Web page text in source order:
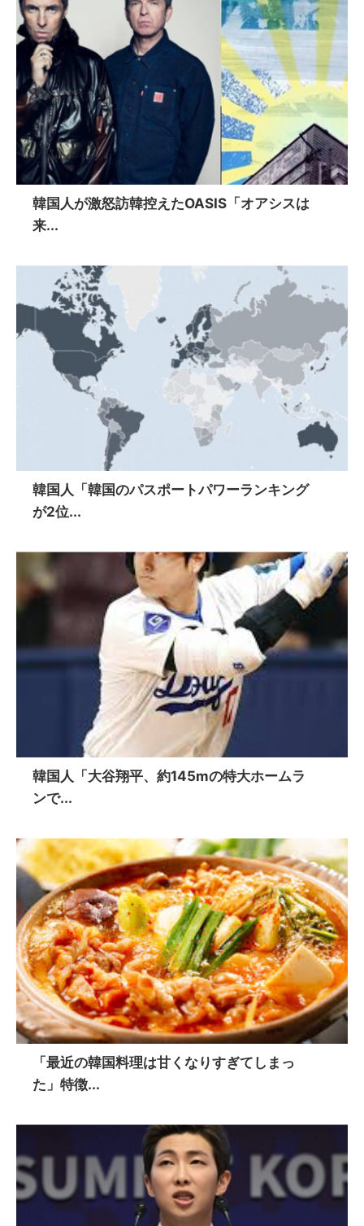
韓国人が激怒訪韓控えたOASIS「オアシスは
来...
韓国人「韓国のパスポートパワーランキング
が2位...
韓国人「大谷翔平、約145mの特大ホームラ
ンで...
「最近の韓国料理は甘くなりすぎてしまっ
た」特徴...